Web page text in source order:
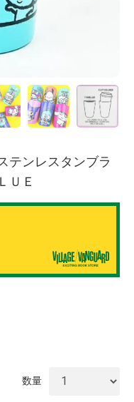
テンレスタンブラ
Ｅ
数量